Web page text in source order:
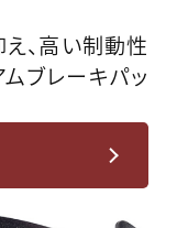
、高い制動性
ブレーキパッ